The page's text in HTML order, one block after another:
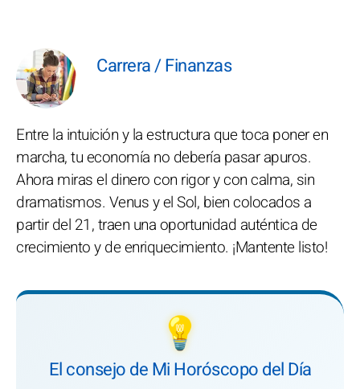
Carrera / Finanzas
Entre la intuición y la estructura que toca poner en
marcha, tu economía no debería pasar apuros.
Ahora miras el dinero con rigor y con calma, sin
dramatismos. Venus y el Sol, bien colocados a
partir del 21, traen una oportunidad auténtica de
crecimiento y de enriquecimiento. ¡Mantente listo!
💡
El consejo de Mi Horóscopo del Día